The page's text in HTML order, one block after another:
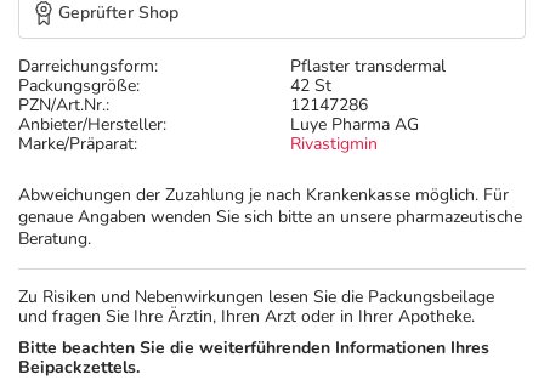
Darreichungsform:
Pflaster transdermal
Packungsgröße:
42 St
PZN/Art.Nr.:
12147286
Anbieter/Hersteller:
Luye Pharma AG
Marke/Präparat:
Rivastigmin
Abweichungen der Zuzahlung je nach Krankenkasse möglich. Für
genaue Angaben wenden Sie sich bitte an unsere pharmazeutische
Beratung.
Geprüfter Shop
Zu Risiken und Nebenwirkungen lesen Sie die Packungsbeilage
und fragen Sie Ihre Ärztin, Ihren Arzt oder in Ihrer Apotheke.
Bitte beachten Sie die weiterführenden Informationen Ihres
Beipackzettels.